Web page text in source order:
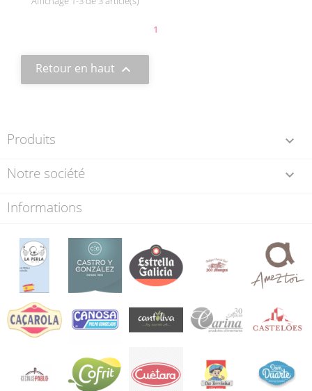
1
Retour en haut 
Produits 
Notre société 
Informations